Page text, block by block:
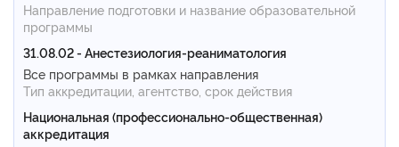
Направление подготовки и название образовательной
программы
31.08.02 - Анестезиология-реаниматология
Все программы в рамках направления
Тип аккредитации, агентство, срок действия
Национальная (профессионально-общественная)
аккредитация